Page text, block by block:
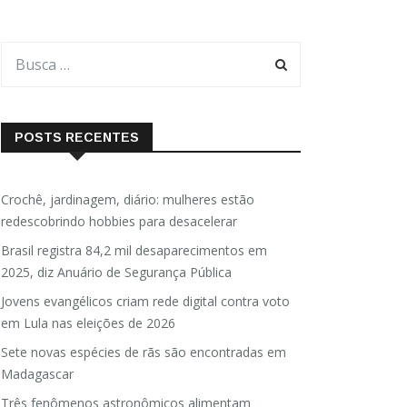
POSTS RECENTES
Crochê, jardinagem, diário: mulheres estão
redescobrindo hobbies para desacelerar
Brasil registra 84,2 mil desaparecimentos em
2025, diz Anuário de Segurança Pública
Jovens evangélicos criam rede digital contra voto
em Lula nas eleições de 2026
Sete novas espécies de rãs são encontradas em
Madagascar
Três fenômenos astronômicos alimentam